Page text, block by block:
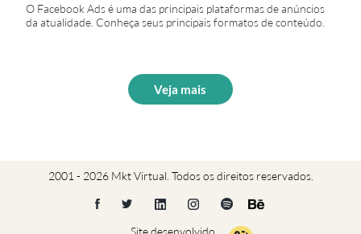
O Facebook Ads é uma das principais plataformas de anúncios
da atualidade. Conheça seus principais formatos de conteúdo.
Veja mais
2001 - 2026 Mkt Virtual. Todos os direitos reservados.
Site desenvolvido